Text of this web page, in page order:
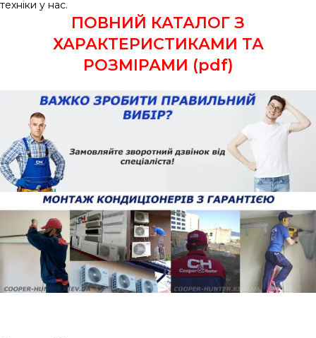
техніки у нас.
ПОВНИЙ КАТАЛОГ З
ХАРАКТЕРИСТИКАМИ ТА
РОЗМІРАМИ (pdf)